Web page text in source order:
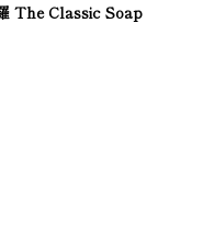
The Classic Soap